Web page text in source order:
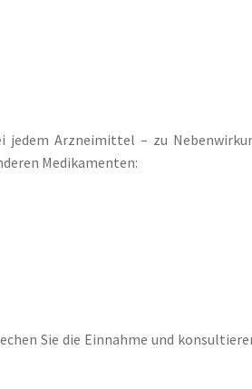
jedem Arzneimittel – zu
Medikamenten:
Sie die Einnahme und